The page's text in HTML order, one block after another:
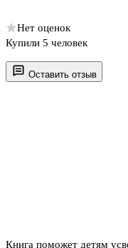
Оставить отзыв
Книга поможет детям
Нет оценок
Купили 5 человек